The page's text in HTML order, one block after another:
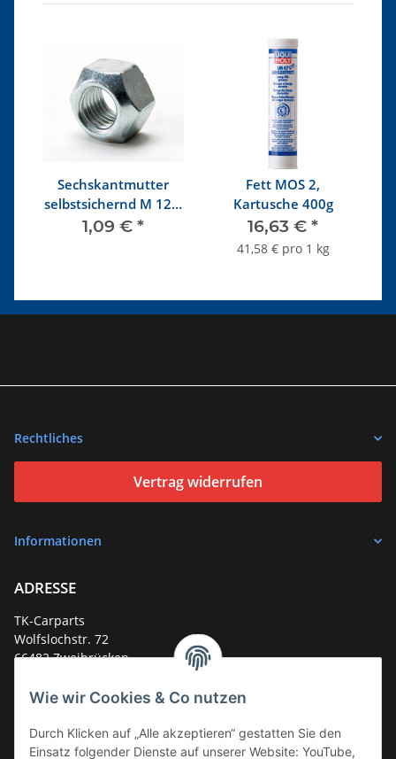
Wie wir Cookies & Co nutzen
Durch Klicken auf „Alle akzeptieren“ gestatten Sie den
Einsatz folgender Dienste auf unserer Website: YouTube,
Sechskantmutter
selbstsichernd M 12 x
1,5
1,09 € *
Fett MOS 2,
Kartusche 400g
16,63 € *
41,58 € pro 1 kg
Rechtliches
Vertrag widerrufen
Informationen
ADRESSE
TK-Carparts
Wolfslochstr. 72
66482 Zweibrücken
Service-Hotline +49 (0)6332 - 48 58 48
E-Mail:mail@tk-carparts.de